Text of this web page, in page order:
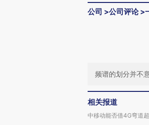
公司 >公司评论>
频谱的划分并不
相关报道
中移动能否借4G弯道